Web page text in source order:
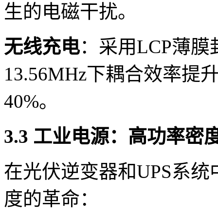
生的电磁干扰。
无线充电：采用LCP薄膜
13.56MHz下耦合效率提
40%。
3.3 工业电源：高功率密
在光伏逆变器和UPS系
度的革命：